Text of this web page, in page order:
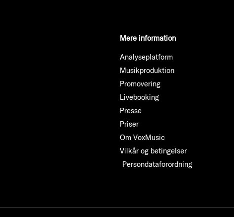
Mere information
Analyseplatform
Musikproduktion
Promovering
Livebooking
Presse
Priser
Om VoxMusic
Vilkår og betingelser
Persondataforordning